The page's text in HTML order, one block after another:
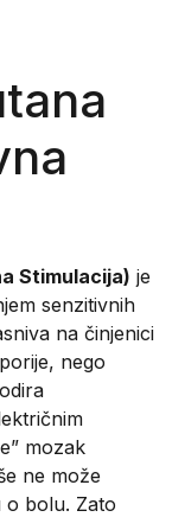
Stimulacija) je
senzitivnih
na činjenici
nego
mozak
ne može
o bolu. Zato